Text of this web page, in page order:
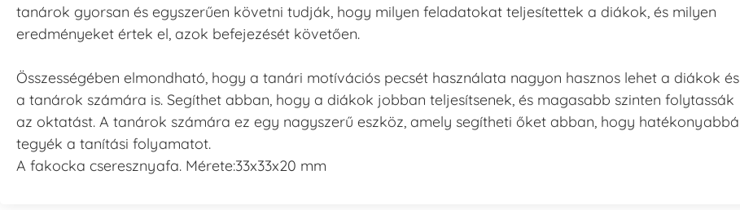
tanárok gyorsan és egyszerűen követni tudják, hogy milyen feladatokat teljesítettek a diákok, és milyen
eredményeket értek el, azok befejezését követően.
Összességében elmondható, hogy a tanári motívációs pecsét használata nagyon hasznos lehet a diákok és
a tanárok számára is. Segíthet abban, hogy a diákok jobban teljesítsenek, és magasabb szinten folytassák
az oktatást. A tanárok számára ez egy nagyszerű eszköz, amely segítheti őket abban, hogy hatékonyabbá
tegyék a tanítási folyamatot.
A fakocka cseresznyafa. Mérete:33x33x20 mm